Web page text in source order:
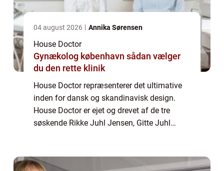
04 august 2026 Annika Sørensen
House Doctor
Gynækolog københavn sådan vælger
du den rette klinik
House Doctor repræsenterer det ultimative
inden for dansk og skandinavisk design.
House Doctor er ejet og drevet af de tre
søskende Rikke Juhl Jensen, Gitte Juhl